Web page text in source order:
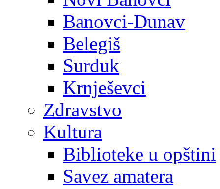
Banovci-Dunav
Belegiš
Surduk
Krnješevci
Zdravstvo
Kultura
Biblioteke u opštini
Savez amatera